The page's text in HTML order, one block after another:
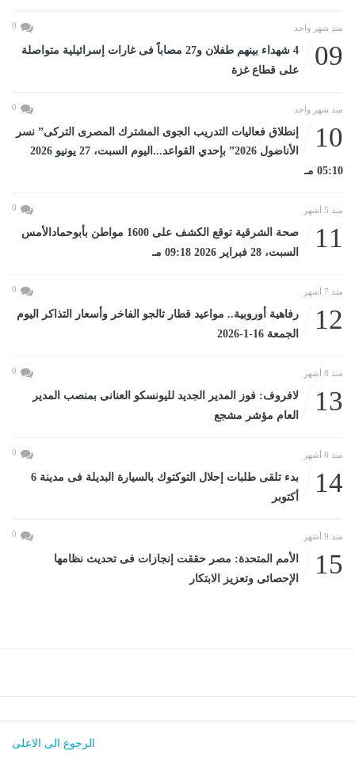
منذ شهر واحد 0
09
4 شهداء بينهم طفلان و27 مصاباً فى غارات إسرائيلية متواصلة
على قطاع غزة
منذ شهر واحد 0
10
إنطلاق فعاليات التدريب الجوى المشترك المصرى التركى” نسر
الأناضول 2026” بإحدي القواعد...اليوم السبت، 27 يونيو 2026
05:10 مـ
منذ 5 أشهر 0
11
صحة الشرقية توقع الكشف على 1600 مواطن بأبوحمادالأمس
السبت، 28 فبراير 2026 09:18 مـ
منذ 7 أشهر 0
12
رفاهية أوروبية.. مواعيد قطار تالجو الفاخر وأسعار التذاكر اليوم
الجمعة 16-1-2026
منذ 8 أشهر 0
13
لافروف: فوز المدير الجديد لليونسكو العنانى بمنصب المدير
العام مؤشر مشجع
منذ 8 أشهر 0
14
بدء تلقى طلبات إحلال التوكتوك بالسيارة البديلة فى مدينة 6
أكتوبر
منذ 9 أشهر 0
15
الأمم المتحدة: مصر حققت إنجازات فى تحديث نظامها
الإحصائى وتعزيز الابتكار
الرجوع الى الاعلى